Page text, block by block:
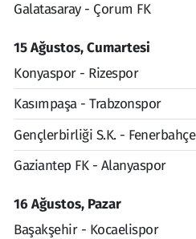
Galatasaray - Çorum FK
15 Ağustos, Cumartesi
Konyaspor - Rizespor
Kasımpaşa - Trabzonspor
Gençlerbirliği S.K. - Fenerbahçe
Gaziantep FK - Alanyaspor
16 Ağustos, Pazar
Başakşehir - Kocaelispor